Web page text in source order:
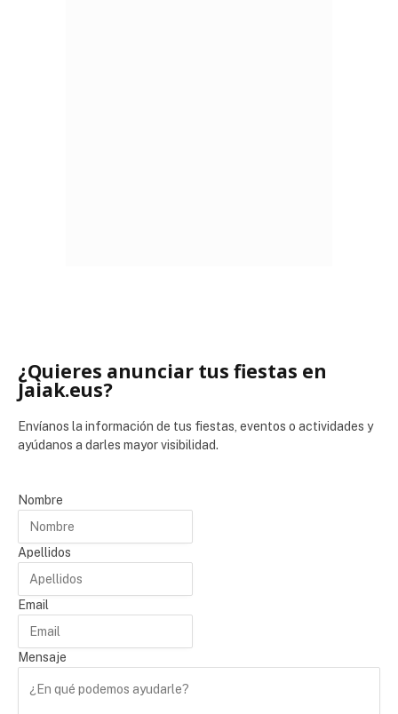
¿Quieres anunciar tus fiestas en
Jaiak.eus?
Envíanos la información de tus fiestas, eventos o actividades y
ayúdanos a darles mayor visibilidad.
Nombre
Apellidos
Email
Mensaje